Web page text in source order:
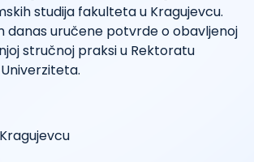
studija fakulteta u Kragujevcu.
danas uručene potvrde o obavljenoj
stručnoj praksi u Rektoratu